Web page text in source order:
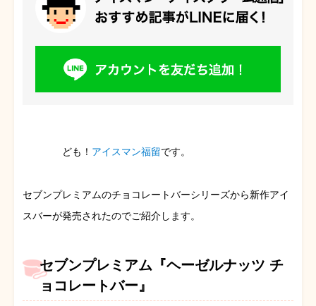
ども！ アイスマン福留です。
セブンプレミアムのチョコレートバーシリーズから新作アイ
スバーが発売されたのでご紹介します。
セブンプレミアム『ヘーゼルナッツ チ
ョコレートバー』